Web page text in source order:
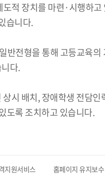
적 장치를 마련·시행하
습니다.
전형을 통해 고등교육
다.
시 배치, 장애학생 전담
도록 조치하고 있습니다.
지원서비스 홈페이지 유지보